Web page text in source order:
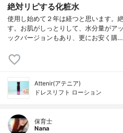
絶対リピする化粧水
使用し始めて２年は経つと思います。
す。お肌がしっとりして、水分量がア
ックバージョンもあり、更にお安く購…
Attenir(アテニア)
ドレスリフト ローション
保育士
Nana